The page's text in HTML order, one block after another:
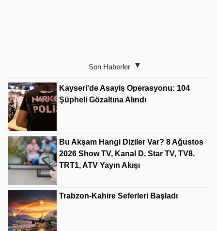
Son Haberler
Kayseri'de Asayiş Operasyonu: 104
Şüpheli Gözaltına Alındı
Bu Akşam Hangi Diziler Var? 8 Ağustos
2026 Show TV, Kanal D, Star TV, TV8,
TRT1, ATV Yayın Akışı
Trabzon-Kahire Seferleri Başladı